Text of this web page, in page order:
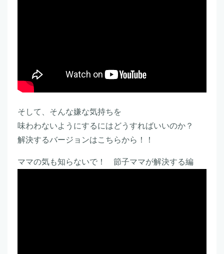
そして、そんな嫌な気持ちを
味わわないようにするにはどうすればいいのか？
解決するバージョンはこちらから！！
ママの気も知らないで！ 節子ママが解決する編